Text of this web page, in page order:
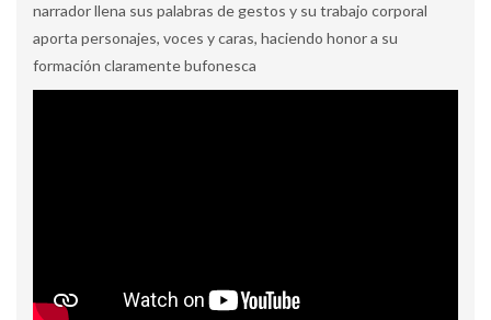
narrador llena sus palabras de gestos y su trabajo corporal
aporta personajes, voces y caras, haciendo honor a su
formación claramente bufonesca